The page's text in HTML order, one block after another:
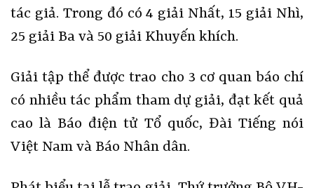
tác giả. Trong đó có 4 giải Nhất, 15 giải Nhì,
25 giải Ba và 50 giải Khuyến khích.
Giải tập thể được trao cho 3 cơ quan báo chí
có nhiều tác phẩm tham dự giải, đạt kết quả
cao là Báo điện tử Tổ quốc, Đài Tiếng nói
Việt Nam và Báo Nhân dân.